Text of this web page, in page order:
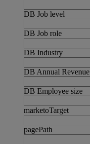
DB Job level
DB Job role
DB Industry
DB Annual Revenue
DB Employee size
marketoTarget
pagePath